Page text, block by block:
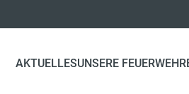
AKTUELLESUNSERE FEUERWEHR